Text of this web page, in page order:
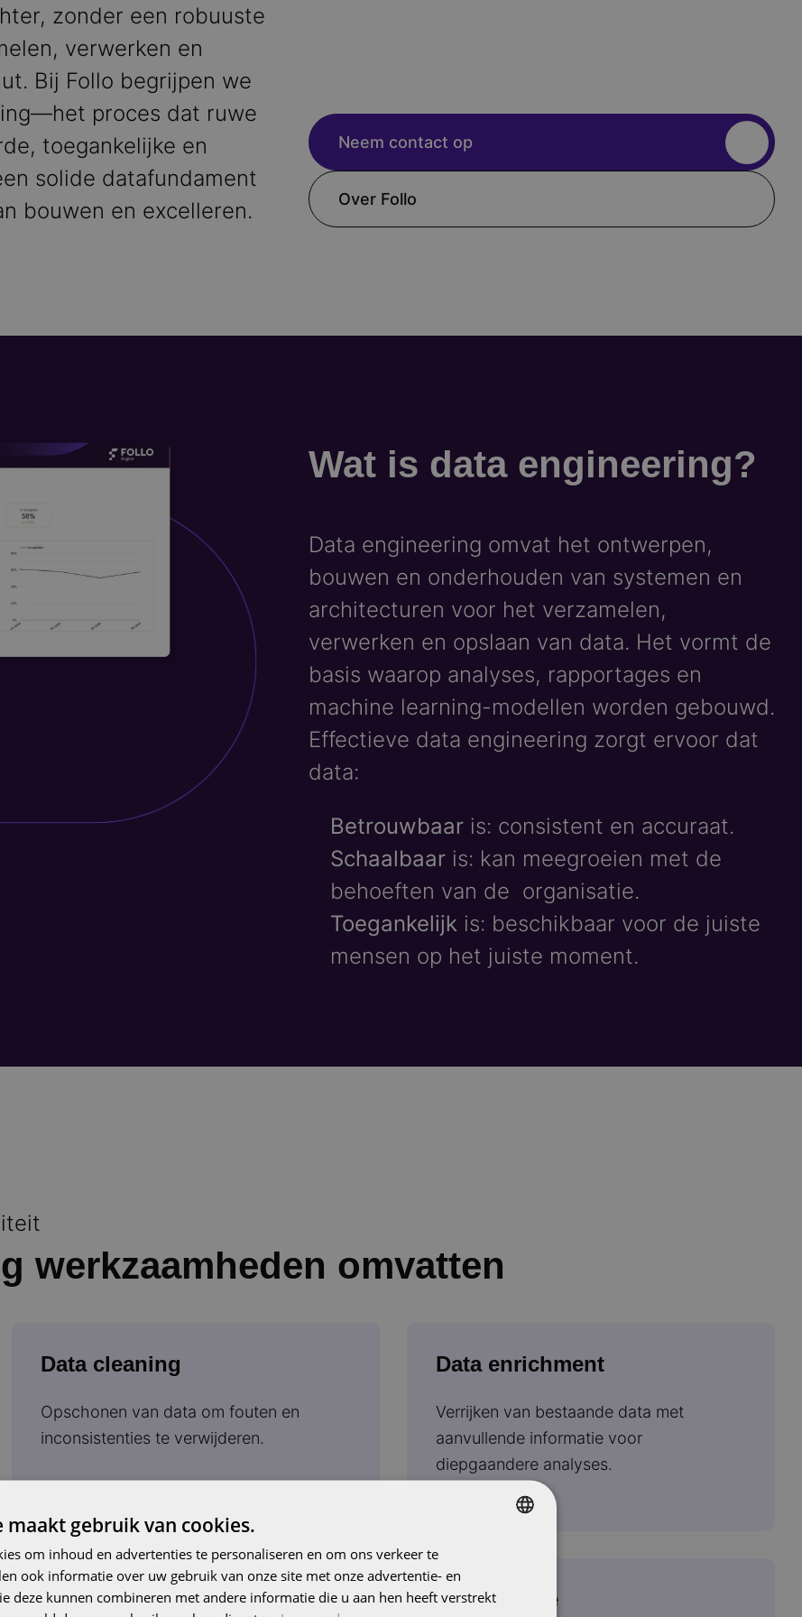
zonder een robuuste
verwerken en
Bij Follo begrijpen we
proces dat ruwe
toegankelijke en
solide datafundament
bouwen en excelleren.
Neem contact op
Over Follo
Wat is data engineering?
Data engineering omvat het ontwerpen,
bouwen en onderhouden van systemen en
architecturen voor het verzamelen,
verwerken en opslaan van data. Het vormt de
basis waarop analyses, rapportages en
machine learning-modellen worden gebouwd.
Effectieve data engineering zorgt ervoor dat
data:​
Betrouwbaaris: consistent en accuraat.​
Schaalbaaris: kan meegroeien met de
behoeften van de organisatie.
Toegankelijkis: beschikbaar voor de juiste
mensen op het juiste moment.​
werkzaamheden omvatten
Data cleaning
Opschonen van data om fouten en
inconsistenties te verwijderen.​
Data enrichment
Verrijken van bestaande data met
aanvullende informatie voor
diepgaandere analyses.
Beveiligingsmaatregelen Compliance
maakt gebruik van cookies.
om inhoud en advertenties te personaliseren en om ons verkeer te
ook informatie over uw gebruik van onze site met onze advertentie- en
deze kunnen combineren met andere informatie die u aan hen heeft verstrekt